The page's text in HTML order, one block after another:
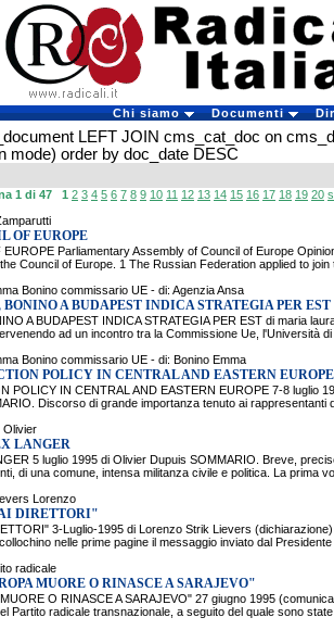
Chi siamo Documenti
LEFT JOIN cms_cat_doc on
mode) order by doc_date DESC
1 di 47 1 2 3 4 5 6 7 8 9 10 11 12 13 14 15 16 17 18 19 20
OF EUROPE
Parliamentary Assembly of Council of Europe
Council of Europe. 1 The Russian Federation applied to
Bonino commissario UE - di: Agenzia Ansa
A BUDAPEST INDICA STRATEGIA PER EST
A BUDAPEST INDICA STRATEGIA PER EST di maria
ad un incontro tra la Commissione Ue, l'Università
Bonino commissario UE - di: Bonino Emma
POLICY IN CENTRAL AND EASTERN EUROPE
POLICY IN CENTRAL AND EASTERN EUROPE 7-8 luglio
Discorso di grande importanza tenuto ai rappresentanti
Olivier
LANGER
5 luglio 1995 di Olivier Dupuis SOMMARIO. Breve,
di una comune, intensa militanza civile e politica. La prima
Lorenzo
DIRETTORI"
3-Luglio-1995 di Lorenzo Strik Lievers
nelle prime pagine il messaggio inviato dal
radicale
MUORE O RINASCE A SARAJEVO"
O RINASCE A SARAJEVO" 27 giugno 1995
Partito radicale transnazionale, a seguito del quale sono